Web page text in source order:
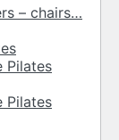
– chairs…
Pilates
Pilates